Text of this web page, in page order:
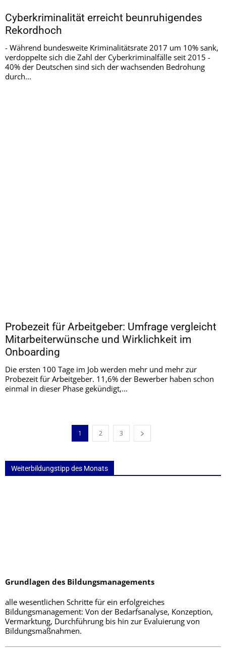
Cyberkriminalität erreicht beunruhigendes
Rekordhoch
- Während bundesweite Kriminalitätsrate 2017 um 10% sank,
verdoppelte sich die Zahl der Cyberkriminalfälle seit 2015 -
40% der Deutschen sind sich der wachsenden Bedrohung
durch...
Probezeit für Arbeitgeber: Umfrage vergleicht
Mitarbeiterwünsche und Wirklichkeit im
Onboarding
Die ersten 100 Tage im Job werden mehr und mehr zur
Probezeit für Arbeitgeber. 11,6% der Bewerber haben schon
einmal in dieser Phase gekündigt,...
1 2 3
Weiterbildungstipp des Monats
Grundlagen des Bildungsmanagements
alle wesentlichen Schritte für ein erfolgreiches
Bildungsmanagement: Von der Bedarfsanalyse, Konzeption,
Vermarktung, Durchführung bis hin zur Evaluierung von
Bildungsmaßnahmen.